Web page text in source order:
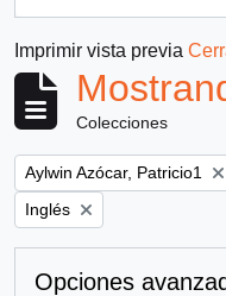
, 1 resultados
Imprimir vista previa
Colecciones
Remove filter:
Aylwin Azócar, Patricio1
Remove filter:
Inglés
Opciones